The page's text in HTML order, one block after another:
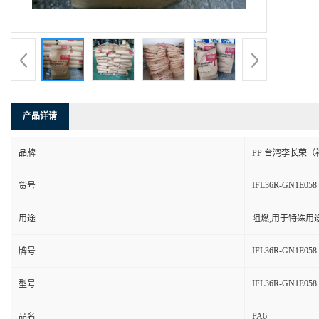
产品详请
品牌 PP 台湾李长荣（
货号 IFL36R-GN1E058
用途 阻燃,用于特殊用
牌号 IFL36R-GN1E058
型号 IFL36R-GN1E058
品名 PA6